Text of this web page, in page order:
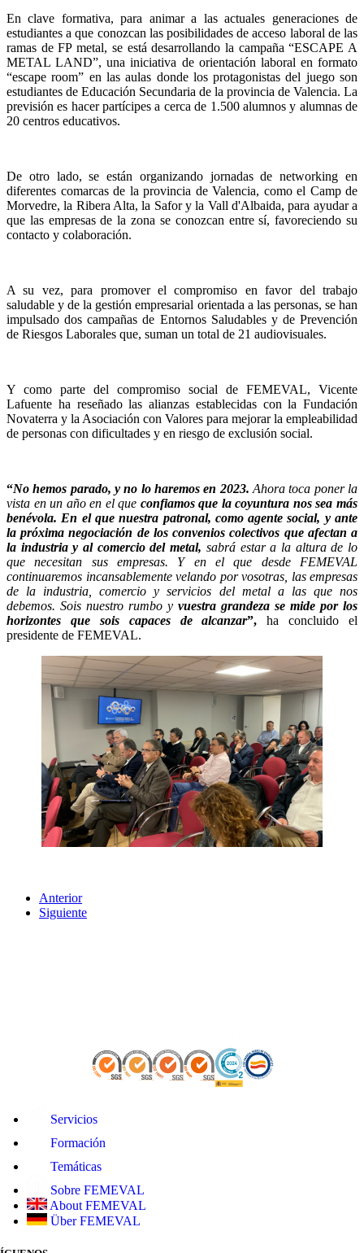
En clave formativa, para animar a las actuales generaciones de
estudiantes a que conozcan las posibilidades de acceso laboral de las
ramas de FP metal, se está desarrollando la campaña “ESCAPE A
METAL LAND”, una iniciativa de orientación laboral en formato
“escape room” en las aulas donde los protagonistas del juego son
estudiantes de Educación Secundaria de la provincia de Valencia. La
previsión es hacer partícipes a cerca de 1.500 alumnos y alumnas de
20 centros educativos.
De otro lado, se están organizando jornadas de networking en
diferentes comarcas de la provincia de Valencia, como el Camp de
Morvedre, la Ribera Alta, la Safor y la Vall d'Albaida, para ayudar a
que las empresas de la zona se conozcan entre sí, favoreciendo su
contacto y colaboración.
A su vez, para promover el compromiso en favor del trabajo
saludable y de la gestión empresarial orientada a las personas, se han
impulsado dos campañas de Entornos Saludables y de Prevención
de Riesgos Laborales que, suman un total de 21 audiovisuales.
Y como parte del compromiso social de FEMEVAL, Vicente
Lafuente ha reseñado las alianzas establecidas con la Fundación
Novaterra y la Asociación con Valores para mejorar la empleabilidad
de personas con dificultades y en riesgo de exclusión social.
“No hemos parado, y no lo haremos en 2023. Ahora toca poner la
vista en un año en el que confiamos que la coyuntura nos sea más
benévola. En el que nuestra patronal, como agente social, y ante
la próxima negociación de los convenios colectivos que afectan a
la industria y al comercio del metal, sabrá estar a la altura de lo
que necesitan sus empresas. Y en el que desde FEMEVAL
continuaremos incansablemente velando por vosotras, las empresas
de la industria, comercio y servicios del metal a las que nos
debemos. Sois nuestro rumbo y vuestra grandeza se mide por los
horizontes que sois capaces de alcanzar”,ha concluido el
presidente de FEMEVAL.
Anterior
Siguiente
Servicios
Formación
Temáticas
Sobre FEMEVAL
About FEMEVAL
Über FEMEVAL